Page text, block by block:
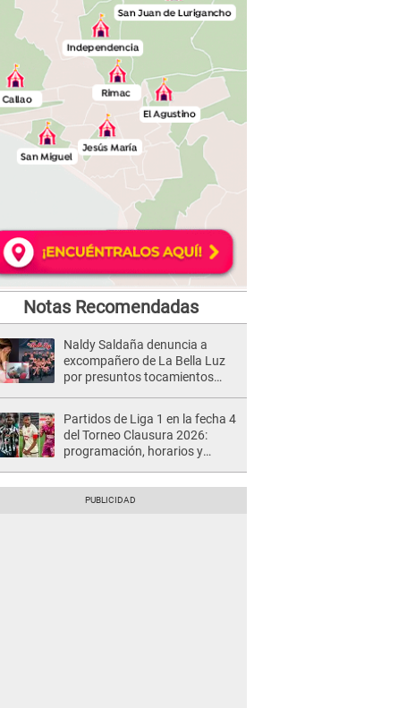
Notas Recomendadas
Naldy Saldaña denuncia a
excompañero de La Bella Luz
por presuntos tocamientos
Partidos de Liga 1 en la fecha 4
del Torneo Clausura 2026:
programación, horarios y